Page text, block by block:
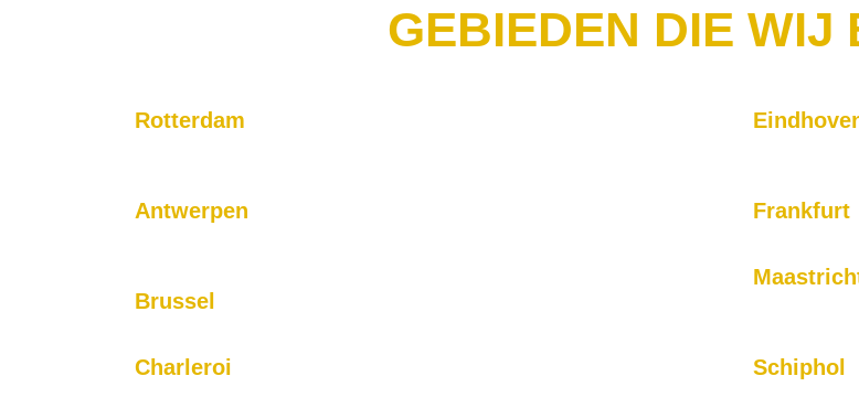
GEBIEDEN DIE WIJ
Rotterdam
Antwerpen
Brussel
Charleroi
Frankfurt
Schiphol